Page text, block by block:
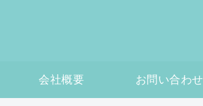
会社概要 お問い合わせ